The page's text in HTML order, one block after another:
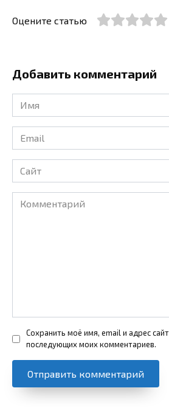
Оцените статью
Добавить комментарий
Имя
*
Email
*
Сайт
Комментарий
Сохранить моё имя, email и адрес
последующих моих комментариев.